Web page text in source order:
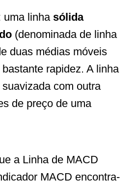
uma linha sólida
(denominada de linha
duas médias móveis
rapidez. A linha
com outra
de preço de uma
a Linha de MACD
MACD encontra-